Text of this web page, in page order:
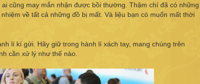
cũng may mắn nhận được bồi thường. Thậm chí đã có những
về tất cả những đồ bị mất. Và liệu bạn có muốn mất thời
lí kí gửi. Hãy giữ trong hành lí xách tay, mang chúng trên
cần xử lý như thế nào.